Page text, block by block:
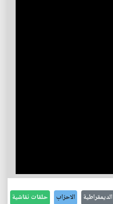
الديمقراطية الاحزاب حلقات نقاشية